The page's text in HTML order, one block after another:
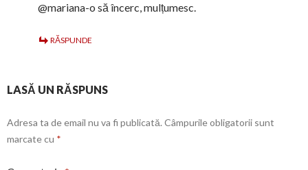
@mariana-o să încerc, mulțumesc.
RĂSPUNDE
LASĂ UN RĂSPUNS
Adresa ta de email nu va fi publicată. Câmpurile obligatorii sunt
marcate cu *